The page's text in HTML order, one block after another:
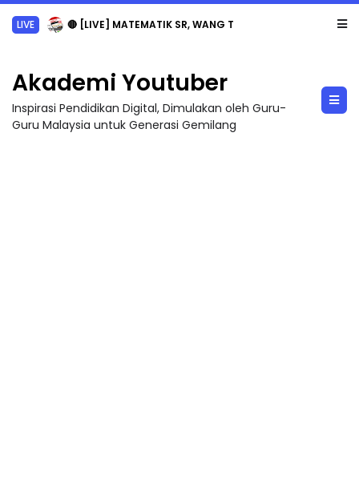
LIVE 🔴 [LIVE] MATEMATIK SR, WANG TAHUN 6 OLEH CIKGU ANITA #ALLINONE #141 #...
Akademi Youtuber
Inspirasi Pendidikan Digital, Dimulakan oleh Guru-
Guru Malaysia untuk Generasi Gemilang